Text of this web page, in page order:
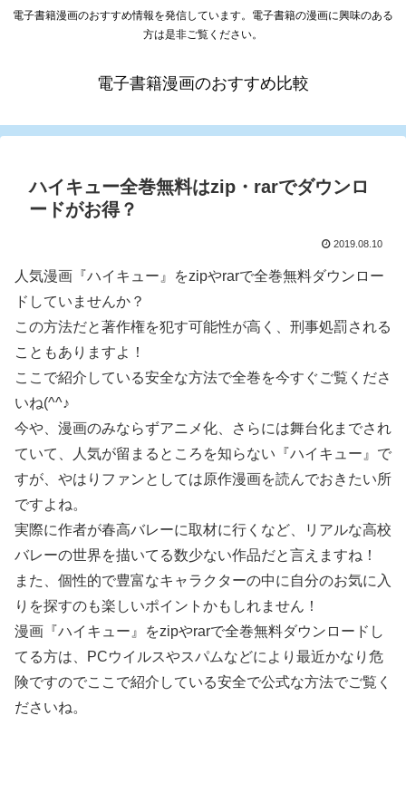
電子書籍漫画のおすすめ情報を発信しています。電子書籍の漫画に興味のある
方は是非ご覧ください。
電子書籍漫画のおすすめ比較
ハイキュー全巻無料はzip・rarでダウンロ
ードがお得？
2019.08.10
人気漫画『ハイキュー』をzipやrarで全巻無料ダウンロー
ドしていませんか？
この方法だと著作権を犯す可能性が高く、刑事処罰される
こともありますよ！
ここで紹介している安全な方法で全巻を今すぐご覧くださ
いね(^^♪
今や、漫画のみならずアニメ化、さらには舞台化までされ
ていて、人気が留まるところを知らない『ハイキュー』で
すが、やはりファンとしては原作漫画を読んでおきたい所
ですよね。
実際に作者が春高バレーに取材に行くなど、リアルな高校
バレーの世界を描いてる数少ない作品だと言えますね！
また、個性的で豊富なキャラクターの中に自分のお気に入
りを探すのも楽しいポイントかもしれません！
漫画『ハイキュー』をzipやrarで全巻無料ダウンロードし
てる方は、PCウイルスやスパムなどにより最近かなり危
険ですのでここで紹介している安全で公式な方法でご覧く
ださいね。